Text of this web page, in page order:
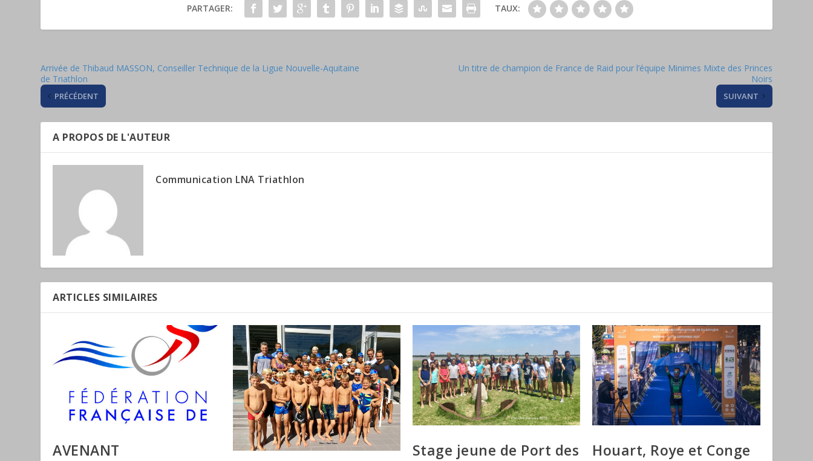
PARTAGER: TAUX:
Arrivée de Thibaud MASSON, Conseiller Technique de la Ligue Nouvelle-Aquitaine
de Triathlon
PRÉCÉDENT
Un titre de champion de France de Raid pour l’équipe Minimes Mixte des Princes
Noirs
SUIVANT
A PROPOS DE L'AUTEUR
Communication LNA Triathlon
ARTICLES SIMILAIRES
AVENANT Stage jeune de Port des Houart, Roye et Conge